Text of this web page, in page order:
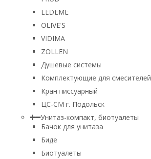
LEDEME
OLIVE'S
VIDIMA
ZOLLEN
Душевые системы
Комплектующие для смесителей
Кран писсуарный
ЦС-СМ г. Подольск
Унитаз-компакт, биотуалеты
Бачок для унитаза
Биде
Биотуалеты